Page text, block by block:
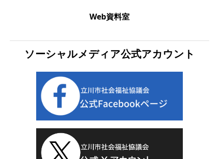
Web資料室
ソーシャルメディア公式アカウント